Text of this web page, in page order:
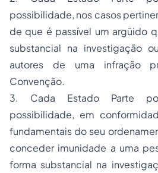
possibilidade, nos casos
de que é passível um argüido
substancial na investigação
autores de uma infração
Convenção.
3. Cada Estado Parte
possibilidade, em
fundamentais do seu
conceder imunidade a uma
forma substancial na